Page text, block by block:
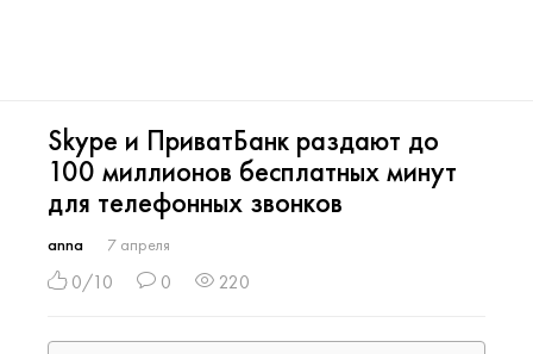
Skype и ПриватБанк раздают до
100 миллионов бесплатных минут
для телефонных звонков
anna 7 апреля
0/10 0 220